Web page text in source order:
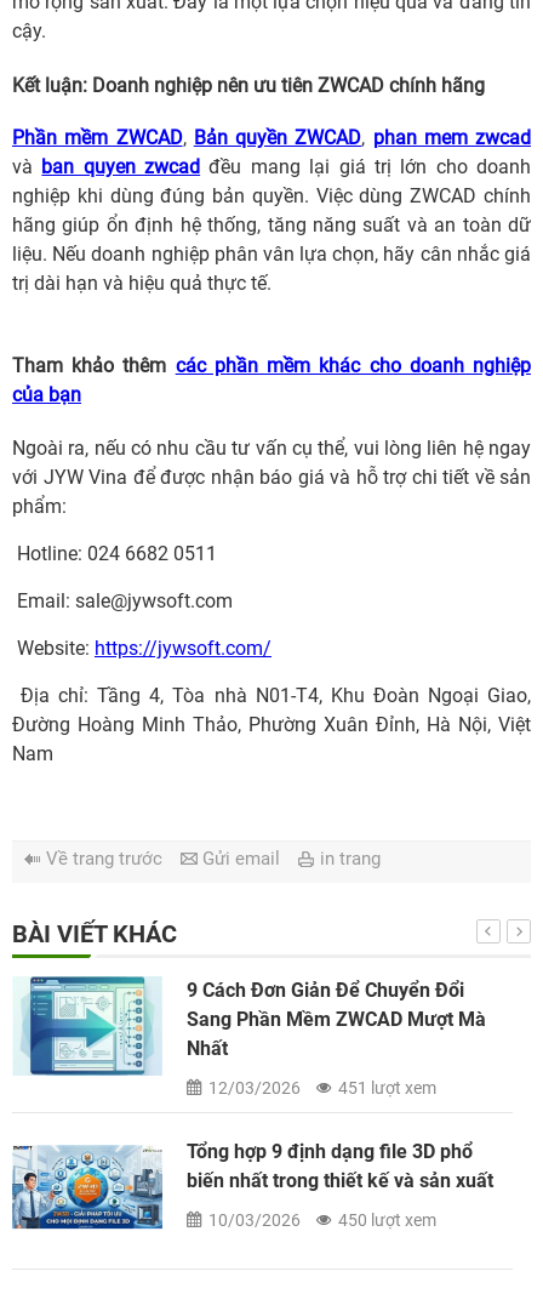
cậy.
Kết luận: Doanh nghiệp nên ưu tiên ZWCAD chính hãng
Phần mềm ZWCAD, Bản quyền ZWCAD, phan mem zwcad
và ban quyen zwcad đều mang lại giá trị lớn cho doanh
nghiệp khi dùng đúng bản quyền. Việc dùng ZWCAD chính
hãng giúp ổn định hệ thống, tăng năng suất và an toàn dữ
liệu. Nếu doanh nghiệp phân vân lựa chọn, hãy cân nhắc giá
trị dài hạn và hiệu quả thực tế.
Tham khảo thêm các phần mềm khác cho doanh nghiệp
của bạn
Ngoài ra, nếu có nhu cầu tư vấn cụ thể, vui lòng liên hệ ngay
với JYW Vina để được nhận báo giá và hỗ trợ chi tiết về sản
phẩm:
Hotline: 024 6682 0511
Email: sale@jywsoft.com
Website: https://jywsoft.com/
Địa chỉ: Tầng 4, Tòa nhà N01-T4, Khu Đoàn Ngoại Giao,
Đường Hoàng Minh Thảo, Phường Xuân Đỉnh, Hà Nội, Việt
Nam
Về trang trước Gửi email in trang
BÀI VIẾT KHÁC
9 Cách Đơn Giản Để Chuyển Đổi
Sang Phần Mềm ZWCAD Mượt Mà
Nhất
12/03/2026 451 lượt xem
Tổng hợp 9 định dạng file 3D phổ
biến nhất trong thiết kế và sản xuất
10/03/2026 450 lượt xem